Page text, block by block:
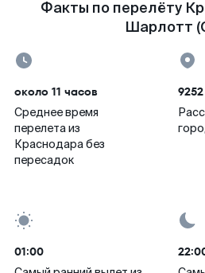
Факты по перелёту
Шарлотт
около 11 часов
Среднее время
перелета из
Краснодара без
пересадок
01:00